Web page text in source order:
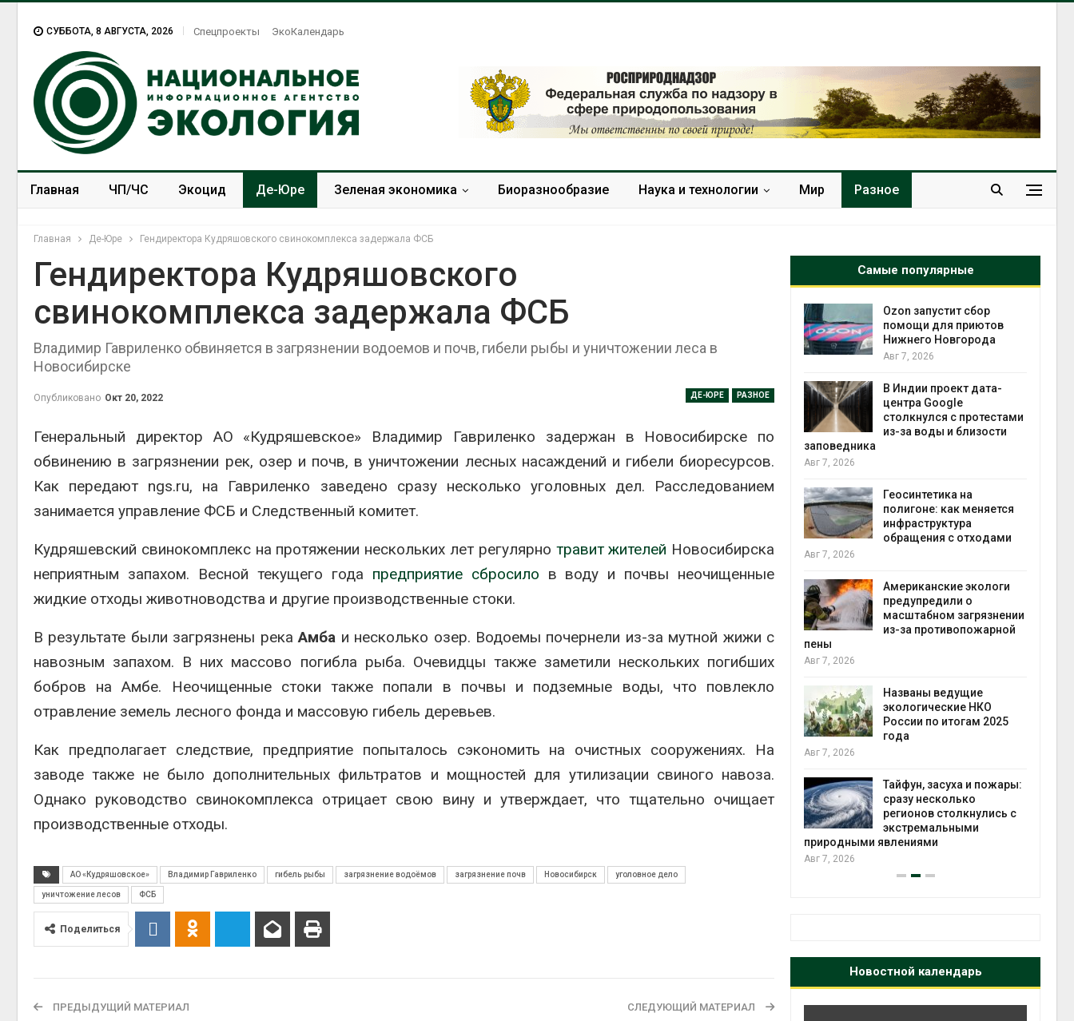
СУББОТА, 8 АВГУСТА, 2026 Спецпроекты ЭкоКалендарь
Главная ЧП/ЧС Экоцид Де-Юре Зеленая экономика Биоразнообразие Наука и технологии Мир Разное
Главная Де-Юре Гендиректора Кудряшовского свинокомплекса задержала ФСБ
Гендиректора Кудряшовского
свинокомплекса задержала ФСБ
Владимир Гавриленко обвиняется в загрязнении водоемов и почв, гибели рыбы и уничтожении леса в
Новосибирске
ДЕ-ЮРЕ РАЗНОЕ
Опубликовано Окт 20, 2022
Генеральный директор АО «Кудряшевское» Владимир Гавриленко задержан в Новосибирске по
обвинению в загрязнении рек, озер и почв, в уничтожении лесных насаждений и гибели биоресурсов.
Как передают ngs.ru, на Гавриленко заведено сразу несколько уголовных дел. Расследованием
занимается управление ФСБ и Следственный комитет.
Кудряшевский свинокомплекс на протяжении нескольких лет регулярно травит жителей Новосибирска
неприятным запахом. Весной текущего года предприятие сбросило в воду и почвы неочищенные
жидкие отходы животноводства и другие производственные стоки.
В результате были загрязнены рекаАмба и несколько озер. Водоемы почернели из-за мутной жижи с
навозным запахом. В них массово погибла рыба. Очевидцы также заметили нескольких погибших
бобров на Амбе. Неочищенные стоки также попали в почвы и подземные воды, что повлекло
отравление земель лесного фонда и массовую гибель деревьев.
Как предполагает следствие, предприятие попыталось сэкономить на очистных сооружениях. На
заводе также не было дополнительных фильтратов и мощностей для утилизации свиного навоза.
Однако руководство свинокомплекса отрицает свою вину и утверждает, что тщательно очищает
производственные отходы.
АО «Кудряшовское» Владимир Гавриленко гибель рыбы загрязнение водоёмов загрязнение почв Новосибирск уголовное дело
уничтожение лесов ФСБ
Поделиться
ПРЕДЫДУЩИЙ МАТЕРИАЛ СЛЕДУЮЩИЙ МАТЕРИАЛ
Самые популярные
Солнечные панели над
каналами позволяют
вырабатывать энергию и
может помочь городам
переживать жару
Авг 7, 2026
Минприроды
потребовало ускорить
контейнерных площадок
Авг 7, 2026
Панамский канал вновь
судов из-за дефицита
пресной воды
Авг 6, 2026
В китайской провинции
Шэньси из-за паводков
эвакуировали более 140
Авг 6, 2026
МЕГА и ВкусВилл
установили
ушёл от проверок к
развитие солнечной
энергетики из-за роста
спроса со стороны ИИ
превысить норму почти в
Авг 7, 2026
увеличить вложения в
защиту природы на фоне
роста ущерба от пожаров
без отопления
Камчатские северные
Ozon запустит сбор
помощи для приютов
Нижнего Новгорода
Авг 7, 2026
В Индии проект дата-
центра Google
столкнулся с протестами
из-за воды и близости
заповедника
Авг 7, 2026
Геосинтетика на
полигоне: как меняется
инфраструктура
обращения с отходами
Авг 7, 2026
Американские экологи
предупредили о
масштабном загрязнении
из-за противопожарной
пены
Авг 7, 2026
Названы ведущие
экологические НКО
России по итогам 2025
года
Авг 7, 2026
Тайфун, засуха и пожары:
сразу несколько
регионов столкнулись с
экстремальными
природными явлениями
Авг 7, 2026
Новостной календарь